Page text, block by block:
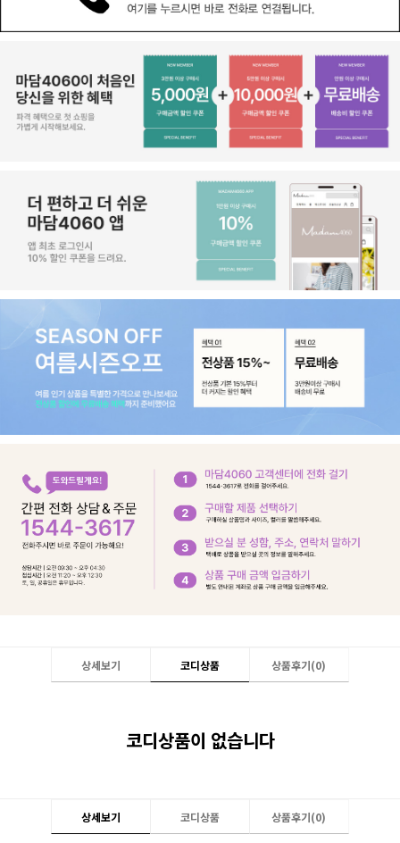
상세보기 코디상품 상품후기(0)
코디상품이 없습니다
상세보기 코디상품 상품후기(0)